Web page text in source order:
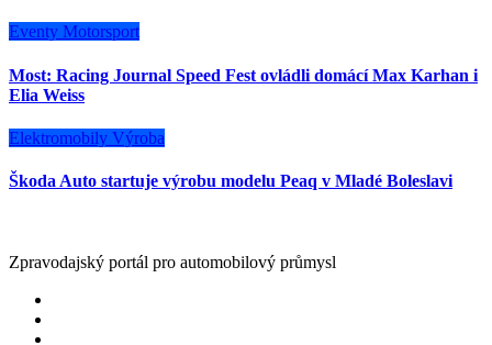
Eventy Motorsport
Most: Racing Journal Speed Fest ovládli domácí Max Karhan i
Elia Weiss
Elektromobily Výroba
Škoda Auto startuje výrobu modelu Peaq v Mladé Boleslavi
Zpravodajský portál pro automobilový průmysl